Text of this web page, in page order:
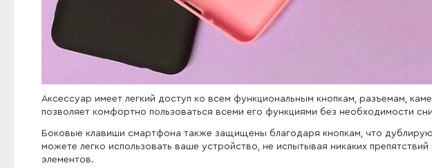
Аксессуар имеет легкий доступ ко всем функциональным кнопкам, разъемам,
позволяет комфортно пользоваться всеми его функциями без необходимости
Боковые клавиши смартфона также защищены благодаря кнопкам, что
можете легко использовать ваше устройство, не испытывая никаких
элементов.